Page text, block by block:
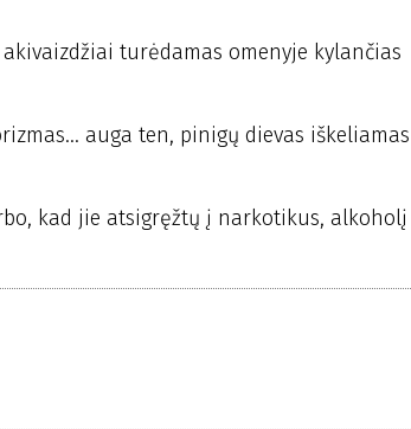
turėdamas omenyje kylančias
auga ten, pinigų dievas
kad jie atsigręžtų į narkotikus,